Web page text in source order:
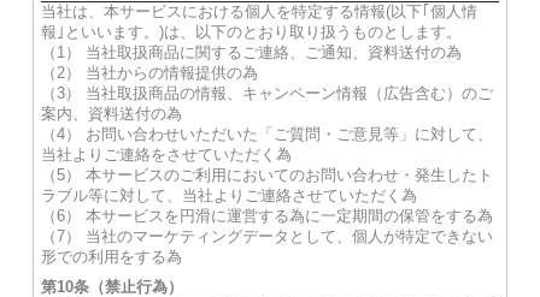
当社は、本サービスにおける個人を特定する情報(以下｢個人情
報｣といいます。)は、以下のとおり取り扱うものとします。
（1） 当社取扱商品に関するご連絡、ご通知、資料送付の為
（2） 当社からの情報提供の為
（3） 当社取扱商品の情報、キャンペーン情報（広告含む）のご
案内、資料送付の為
（4） お問い合わせいただいた「ご質問・ご意見等」に対して、
当社よりご連絡をさせていただく為
（5） 本サービスのご利用においてのお問い合わせ・発生したト
ラブル等に対して、当社よりご連絡させていただく為
（6） 本サービスを円滑に運営する為に一定期間の保管をする為
（7） 当社のマーケティングデータとして、個人が特定できない
形での利用をする為
第10条（禁止行為）